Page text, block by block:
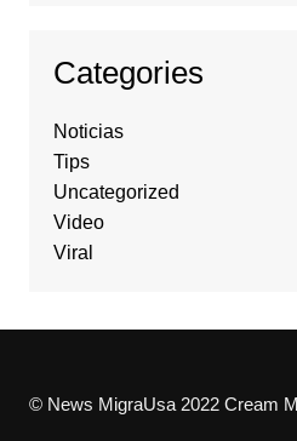
Categories
Noticias
Tips
Uncategorized
Video
Viral
© News MigraUsa 2022Cream